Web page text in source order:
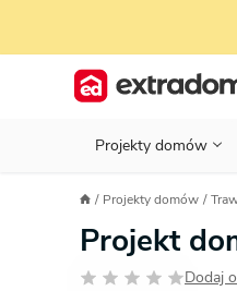
Projekty domów
Projekty domów
Parterowe
GARAŻ
PRZED
BUDUJĘ
Projekty domów
Projekt
Dodaj